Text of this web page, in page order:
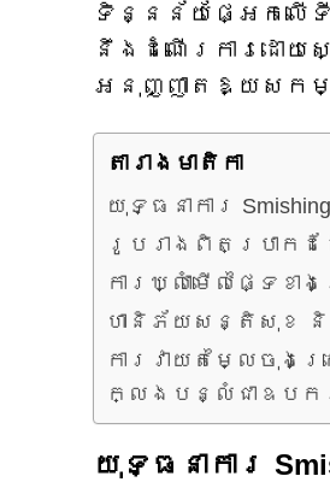
ទិន្នន័យផ្អែកលើទី
នឹងដំណើរការដោ
អនុញ្ញាតឱ្យសកម្
តារាង​មាតិកា
យុទ្ធនាការ
រូបរាងពិតប្រាកដ
ការឃ្លាំមើលផ្ទៃ
ហានិភ័យសន្តិសុខ
ការវាយតម្លៃចុង
ក្លែងបន្លំជាឧប
យុទ្ធនាការ